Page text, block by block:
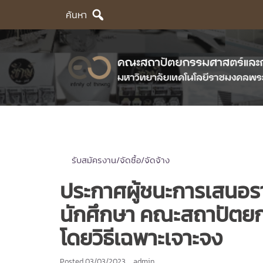
content
ค้นหา
รับสมัครงาน/จัดซื้อ/จัดจ้าง
ประกาศผู้ชนะการเสนอ
นักศึกษา คณะสถาปัตย
โดยวิธีเฉพาะเจาะจง